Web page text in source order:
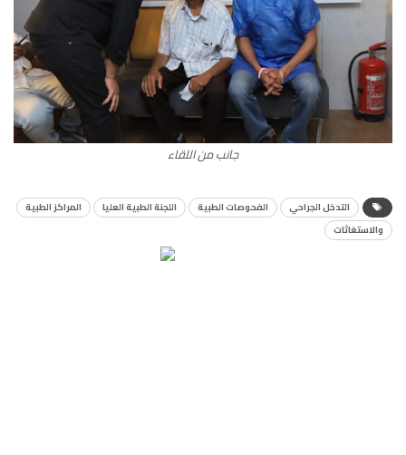
جانب من اللقاء
التدخل الجراحي الفحوصات الطبية اللجنة الطبية العليا
المراكز الطبية
والاستغاثات